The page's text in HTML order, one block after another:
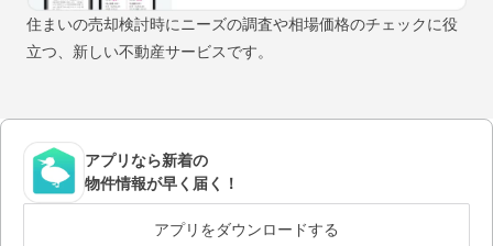
住まいの売却検討時にニーズの調査や相場価格のチェックに役
立つ、新しい不動産サービスです。
アプリなら新着の
物件情報が早く届く！
アプリをダウンロードする